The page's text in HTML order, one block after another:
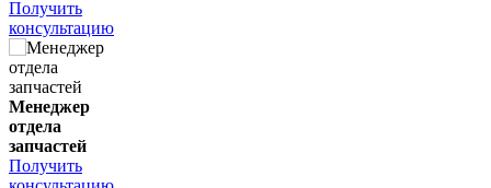
Получить
консультацию
Менеджер
отдела
запчастей
Получить